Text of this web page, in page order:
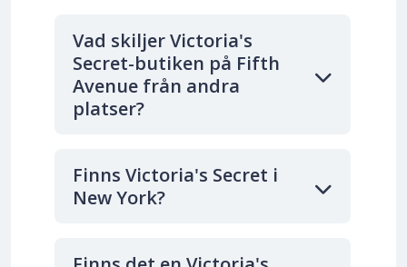
Vad skiljer Victoria's
Secret-butiken på Fifth
Avenue från andra
platser?
Finns Victoria's Secret i
New York?